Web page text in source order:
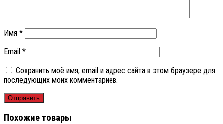
Имя *
Email *
Сохранить моё имя, email и адрес сайта в этом браузере для
последующих моих комментариев.
Похожие товары